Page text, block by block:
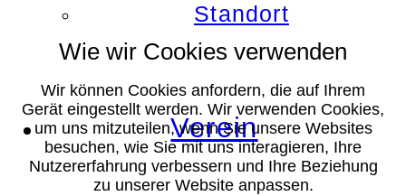
Standort
Verein
Wie wir Cookies verwenden
Wir können Cookies anfordern, die auf Ihrem
Gerät eingestellt werden. Wir verwenden Cookies,
um uns mitzuteilen, wenn Sie unsere Websites
besuchen, wie Sie mit uns interagieren, Ihre
Nutzererfahrung verbessern und Ihre Beziehung
zu unserer Website anpassen.